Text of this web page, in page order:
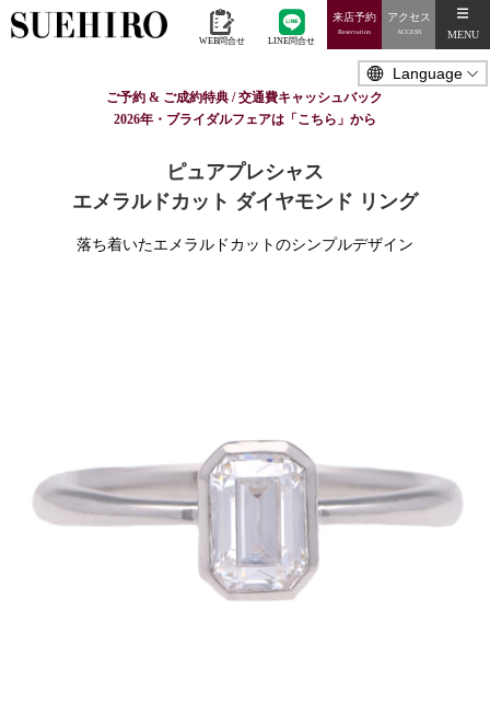
WEB問合せ LINE問合せ
来店予約
Reservation
アクセス
ACCESS MENU
ご予約 & ご成約特典 / 交通費キャッシュバック
2026年・ブライダルフェアは「こちら」から
ピュアプレシャス
エメラルドカット ダイヤモンド リング
落ち着いたエメラルドカットのシンプルデザイン